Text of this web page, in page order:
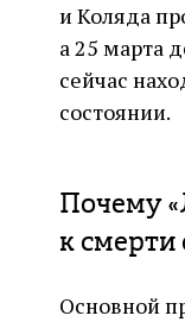
и Коляда
а 25 марта
сейчас
состоянии.
Почему
к смерти
Основной